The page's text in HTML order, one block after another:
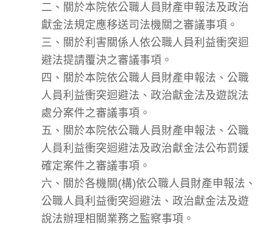
二、關於本院依公職人員財產申報法及政治
獻金法規定應移送司法機關之審議事項。
三、關於利害關係人依公職人員利益衝突迴
避法提請覆決之審議事項。
四、關於本院依公職人員財產申報法、公職
人員利益衝突迴避法、政治獻金法及遊說法
處分案件之審議事項。
五、關於本院依公職人員財產申報法、公職
人員利益衝突迴避法及政治獻金法公布罰鍰
確定案件之審議事項。
六、關於各機關(構)依公職人員財產申報法、
公職人員利益衝突迴避法、政治獻金法及遊
說法辦理相關業務之監察事項。